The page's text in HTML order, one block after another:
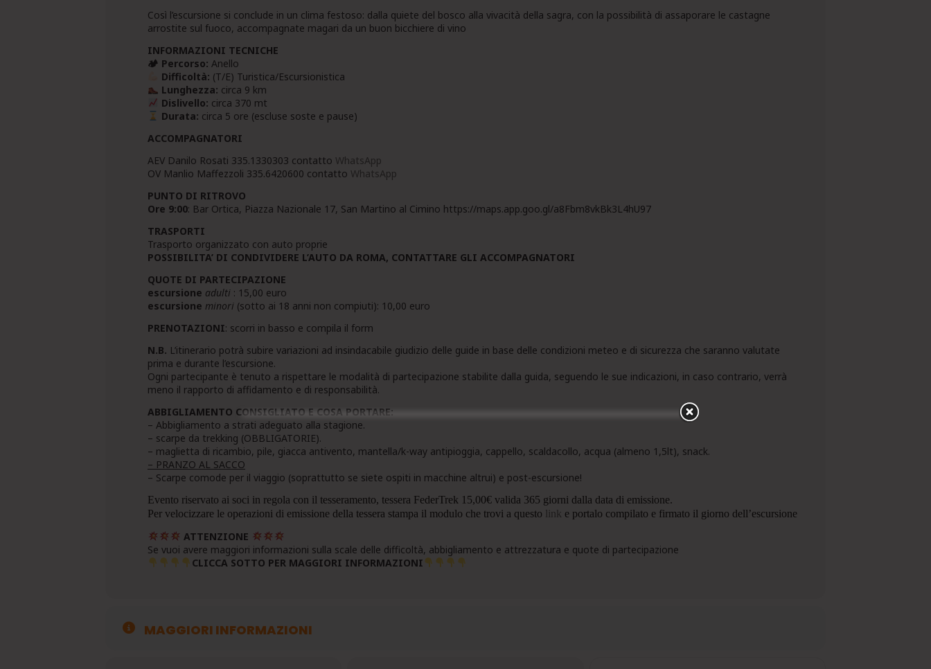
Così l’escursione si conclude in un clima festoso: dalla quiete del bosco alla vivacità della sagra, con la possibilità di assaporare le castagne
arrostite sul fuoco, accompagnate magari da un buon bicchiere di vino
INFORMAZIONI TECNICHE
🏕 Percorso: Anello
Difficoltà: (T/E) Turistica/Escursionistica
Lunghezza: circa 9 km
Dislivello: circa 370 mt
Durata: circa 5 ore (escluse soste e pause)
ACCOMPAGNATORI
AEV Danilo Rosati 335.1330303 contatto WhatsApp
OV Manlio Maffezzoli 335.6420600 contatto WhatsApp
PUNTO DI RITROVO
Ore 9:00: Bar Ortica, Piazza Nazionale 17, San Martino al Cimino https://maps.app.goo.gl/a8Fbm8vkBk3L4hU97
TRASPORTI
Trasporto organizzato con auto proprie
POSSIBILITA’ DI CONDIVIDERE L’AUTO DA ROMA, CONTATTARE GLI ACCOMPAGNATORI
QUOTE DI PARTECIPAZIONE
escursione adulti : 15,00 euro
escursione minori (sotto ai 18 anni non compiuti): 10,00 euro
PRENOTAZIONI: scorri in basso e compila il form
N.B. L’itinerario potrà subire variazioni ad insindacabile giudizio delle guide in base delle condizioni meteo e di sicurezza che saranno valutate
prima e durante l’escursione.
Ogni partecipante è tenuto a rispettare le modalità di partecipazione stabilite dalla guida, seguendo le sue indicazioni, in caso contrario, verrà
meno il rapporto di affidamento e di responsabilità.
ABBIGLIAMENTO CONSIGLIATO E COSA PORTARE:
– Abbigliamento a strati adeguato alla stagione.
– scarpe da trekking (OBBLIGATORIE).
– maglietta di ricambio, pile, giacca antivento, mantella/k-way antipioggia, cappello, scaldacollo, acqua (almeno 1,5lt), snack.
– PRANZO AL SACCO
– Scarpe comode per il viaggio (soprattutto se siete ospiti in macchine altrui) e post-escursione!
Evento riservato ai soci in regola con il tesseramento, tessera FederTrek 15,00€ valida 365 giorni dalla data di emissione.
Per velocizzare le operazioni di emissione della tessera stampa il modulo che trovi a questo link e portalo compilato e firmato il giorno dell’escursione
ATTENZIONE
Se vuoi avere maggiori informazioni sulla scale delle difficoltà, abbigliamento e attrezzatura e quote di partecipazione
CLICCA SOTTO PER MAGGIORI INFORMAZIONI
MAGGIORI INFORMAZIONI